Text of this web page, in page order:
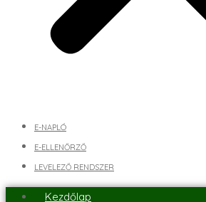
E-NAPLÓ
E-ELLENŐRZŐ
LEVELEZŐ RENDSZER
Kezdőlap